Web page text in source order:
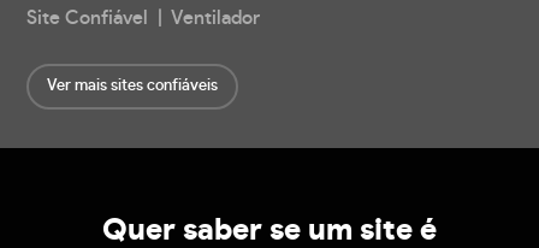
Site Confiável | Ventilador
Ver mais sites confiáveis
Quer saber se um site é